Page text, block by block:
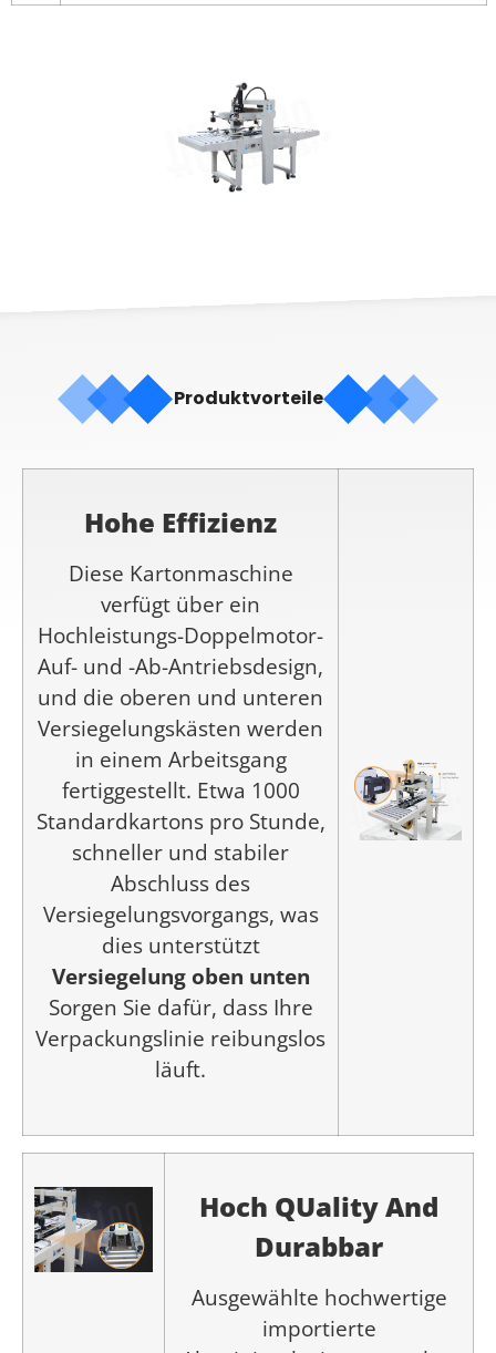
Produktvorteile
Hohe Effizienz
Diese Kartonmaschine
verfügt über ein
Hochleistungs-Doppelmotor-
Auf- und -Ab-Antriebsdesign,
und die oberen und unteren
Versiegelungskästen werden
in einem Arbeitsgang
fertiggestellt. Etwa 1000
Standardkartons pro Stunde,
schneller und stabiler
Abschluss des
Versiegelungsvorgangs, was
dies unterstützt
Versiegelung oben unten
Sorgen Sie dafür, dass Ihre
Verpackungslinie reibungslos
läuft.
Hoch QUalityAnd
Durabbar
Ausgewählte hochwertige
importierte